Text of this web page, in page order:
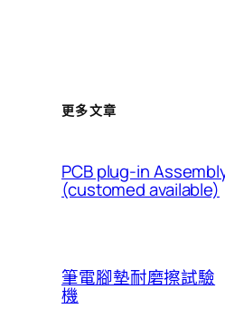
更多文章
PCB plug-in
(customed available)
筆電腳墊耐磨擦試驗
機